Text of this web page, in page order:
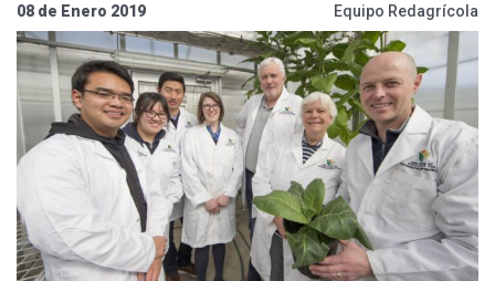
08 de Enero 2019 Equipo Redagrícola